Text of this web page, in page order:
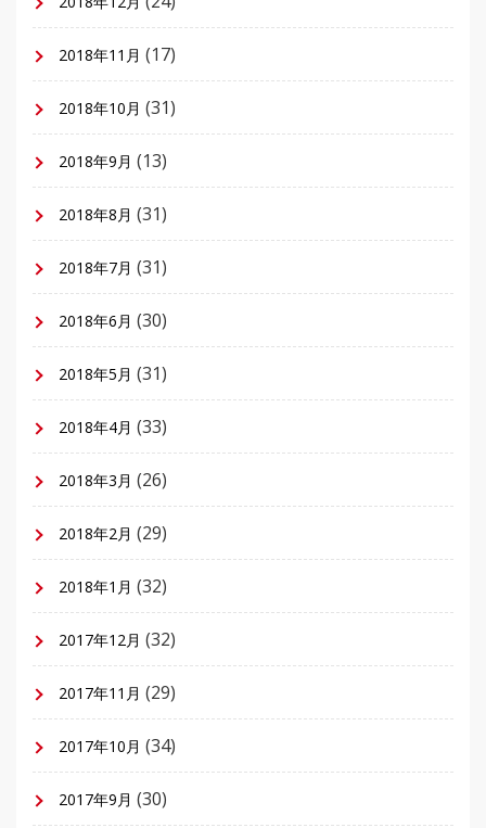
2018年11月 (17)
2018年10月 (31)
2018年9月 (13)
2018年8月 (31)
2018年7月 (31)
2018年6月 (30)
2018年5月 (31)
2018年4月 (33)
2018年3月 (26)
2018年2月 (29)
2018年1月 (32)
2017年12月 (32)
2017年11月 (29)
2017年10月 (34)
2017年9月 (30)